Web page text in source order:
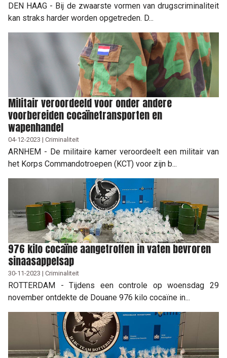
DEN HAAG - Bij de zwaarste vormen van drugscriminaliteit
kan straks harder worden opgetreden. D...
Militair veroordeeld voor onder andere
voorbereiden cocaïnetransporten en
wapenhandel
04-12-2023 | Criminaliteit
ARNHEM - De militaire kamer veroordeelt een militair van
het Korps Commandotroepen (KCT) voor zijn b...
976 kilo cocaïne aangetroffen in vaten bevroren
sinaasappelsap
30-11-2023 | Criminaliteit
ROTTERDAM - Tijdens een controle op woensdag 29
november ontdekte de Douane 976 kilo cocaïne in...